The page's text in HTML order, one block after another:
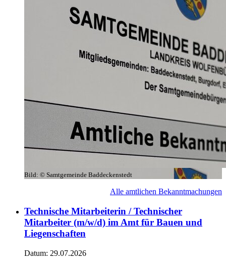
Bild: © Samtgemeinde Baddeckenstedt
Alle amtlichen Bekanntmachungen
Technische Mitarbeiterin / Technischer
Mitarbeiter (m/w/d) im Amt für Bauen und
Liegenschaften
Datum: 29.07.2026